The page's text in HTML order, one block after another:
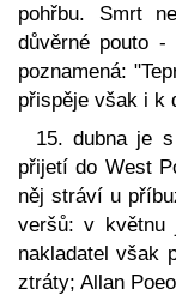
pohřbu. Smrt
důvěrné pouto -
poznamená:
přispěje však i k
15. dubna je
přijetí do West
něj stráví u
veršů: v květnu
nakladatel však
ztráty; Allan